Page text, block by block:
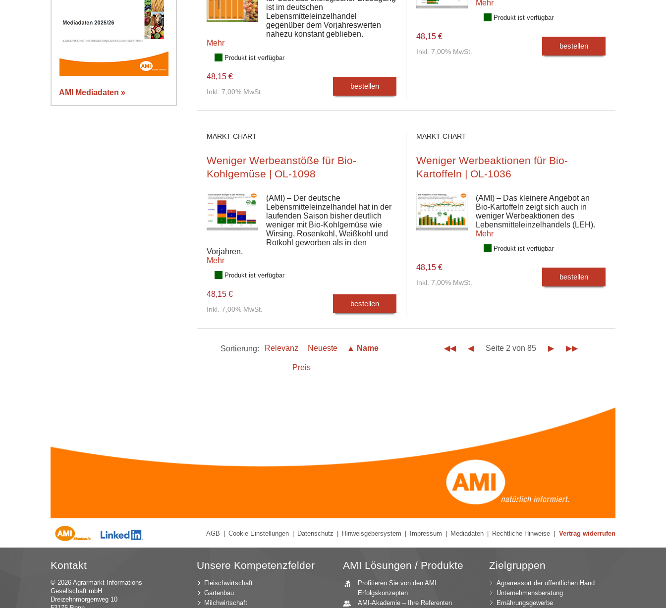
AMI Mediadaten »
ist im deutschen
Lebensmitteleinzelhandel
gegenüber dem Vorjahreswerten
nahezu konstant geblieben.
Mehr
Produkt ist verfügbar
48,15 €
Inkl. 7,00% MwSt.
bestellen
Mehr
Produkt ist verfügbar
48,15 €
Inkl. 7,00% MwSt.
bestellen
MARKT CHART
Weniger Werbeanstöße für Bio-
Kohlgemüse | OL-1098
(AMI) – Der deutsche
Lebensmitteleinzelhandel hat in der
laufenden Saison bisher deutlich
weniger mit Bio-Kohlgemüse wie
Wirsing, Rosenkohl, Weißkohl und
Rotkohl geworben als in den
Vorjahren.
Mehr
Produkt ist verfügbar
48,15 €
Inkl. 7,00% MwSt.
bestellen
MARKT CHART
Weniger Werbeaktionen für Bio-
Kartoffeln | OL-1036
(AMI) – Das kleinere Angebot an
Bio-Kartoffeln zeigt sich auch in
weniger Werbeaktionen des
Lebensmitteleinzelhandels (LEH).
Mehr
Produkt ist verfügbar
48,15 €
Inkl. 7,00% MwSt.
bestellen
Sortierung: Relevanz Neueste ▲ Name
Preis
◀◀ ◀ Seite 2 von 85 ▶ ▶▶
AGB Cookie Einstellungen Datenschutz Hinweisgebersystem Impressum Mediadaten Rechtliche Hinweise Vertrag widerrufen
Kontakt
© 2026 Agrarmarkt Informations-
Gesellschaft mbH
Dreizehnmorgenweg 10
Unsere Kompetenzfelder
Fleischwirtschaft
Gartenbau
Milchwirtschaft
AMI Lösungen / Produkte
Profitieren Sie von den AMI
Erfolgskonzepten
AMI-Akademie – Ihre Referenten
Zielgruppen
Agrarressort der öffentlichen Hand
Unternehmensberatung
Ernährungsgewerbe